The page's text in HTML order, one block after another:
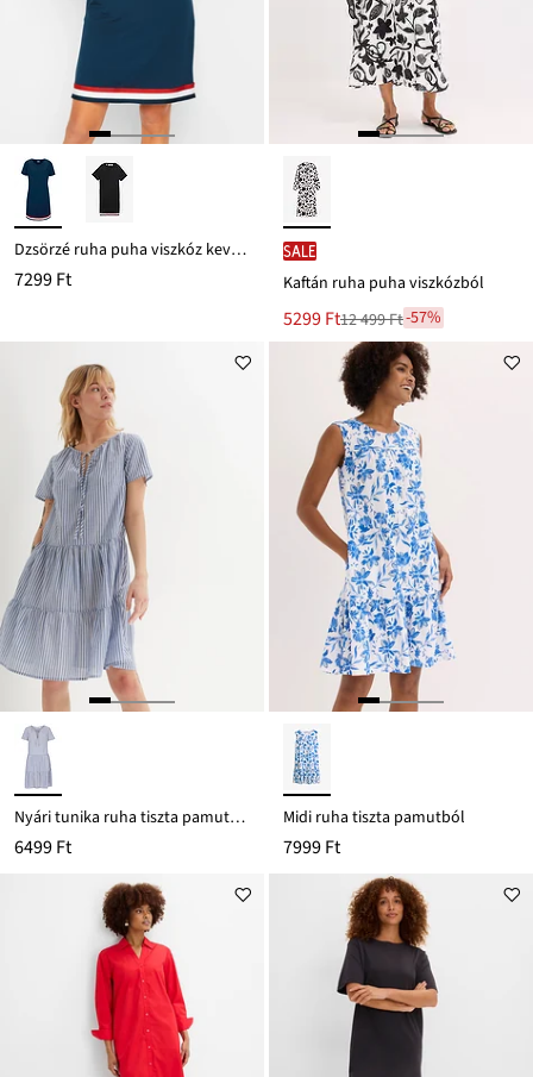
Dzsörzé ruha puha viszkóz keverékből
7299 Ft
SALE
Kaftán ruha puha viszkózból
Új
ár
5299 Ft
Leárazva
12 499 Ft
12 499 Ft-57%
Nyári tunika ruha tiszta pamutból
6499 Ft
Midi ruha tiszta pamutból
7999 Ft